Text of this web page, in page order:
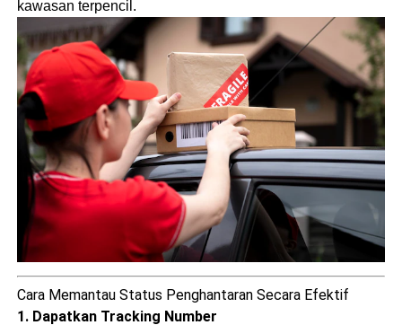
kawasan terpencil.
Cara Memantau Status Penghantaran Secara Efektif
1. Dapatkan Tracking Number